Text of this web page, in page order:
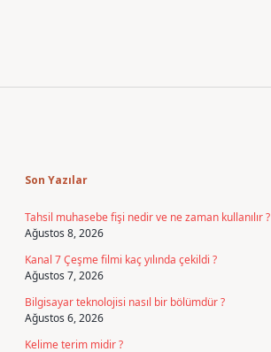
Son Yazılar
Tahsil muhasebe fişi nedir ve ne zaman kullanılır ?
Ağustos 8, 2026
Kanal 7 Çeşme filmi kaç yılında çekildi ?
Ağustos 7, 2026
Bilgisayar teknolojisi nasıl bir bölümdür ?
Ağustos 6, 2026
Kelime terim midir ?